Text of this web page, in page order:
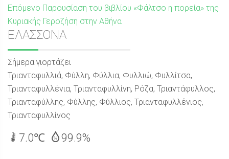
Επόμενο Επόμενη
δημοσίευση:
Παρουσίαση του βιβλίου «Φάλτσο η πορεία» της
Κυριακής Γεροζήση στην Αθήνα
Sidebar
ΕΛΑΣΣΟΝΑ
Σήμερα γιορτάζει
Τριανταφυλλιά, Φύλλη, Φύλλια, Φυλλιώ, Φυλλίτσα,
Τριανταφυλλένια, Τριανταφυλλίνη, Ρόζα, Τριαντάφυλλος,
Τριανταφύλλης, Φύλλης, Φύλλιος, Τριανταφυλλένιος,
Τριανταφυλλίνος
7.0℃ 99.9%